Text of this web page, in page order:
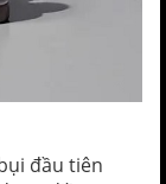
đầu tiên